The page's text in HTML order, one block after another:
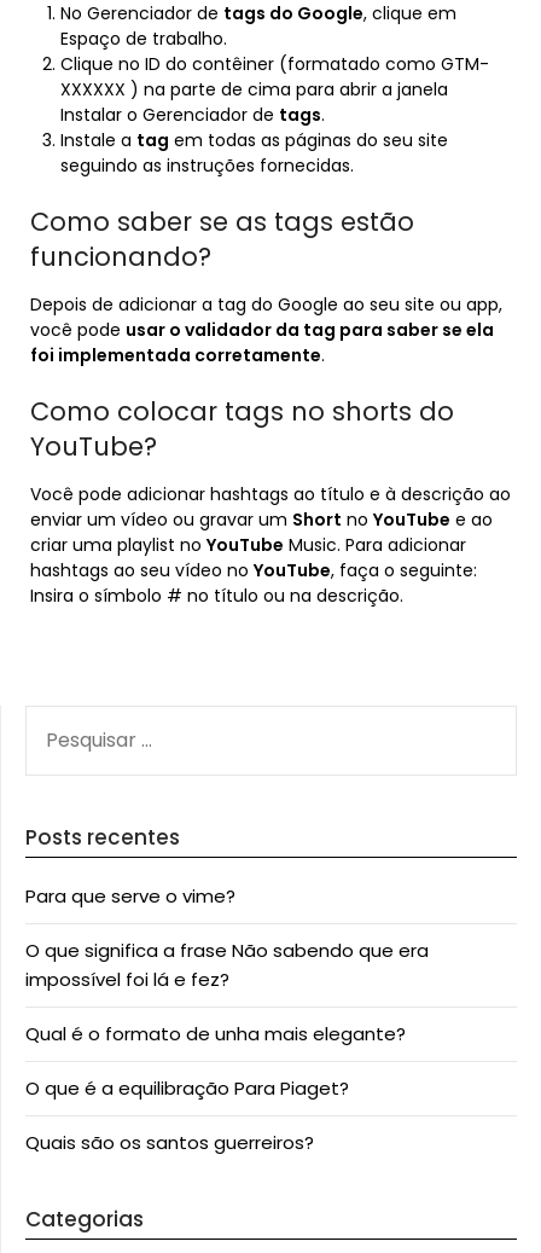
No Gerenciador de tags do Google, clique em
Espaço de trabalho.
Clique no ID do contêiner (formatado como GTM-
XXXXXX ) na parte de cima para abrir a janela
Instalar o Gerenciador de tags.
Instale a tag em todas as páginas do seu site
seguindo as instruções fornecidas.
Como saber se as tags estão
funcionando?
Depois de adicionar a tag do Google ao seu site ou app,
você pode usar o validador da tag para saber se ela
foi implementada corretamente.
Como colocar tags no shorts do
YouTube?
Você pode adicionar hashtags ao título e à descrição ao
enviar um vídeo ou gravar um Short noYouTube e ao
criar uma playlist noYouTube Music. Para adicionar
hashtags ao seu vídeo noYouTube, faça o seguinte:
Insira o símbolo # no título ou na descrição.
POR:
Posts recentes
Para que serve o vime?
O que significa a frase Não sabendo que era
impossível foi lá e fez?
Qual é o formato de unha mais elegante?
O que é a equilibração Para Piaget?
Quais são os santos guerreiros?
Categorias